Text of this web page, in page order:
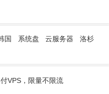
国 系统盘 云服务器
洛杉
VPS，限量不限流